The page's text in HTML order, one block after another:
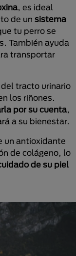
, es ideal
de un sistema
tu perro se
También ayuda
transportar
tracto urinario
los riñones.
por su cuenta,
a su bienestar.
un antioxidante
de colágeno, lo
de su piel